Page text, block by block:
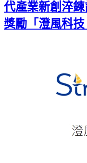
代產業新創淬
獎勵「澄風科技